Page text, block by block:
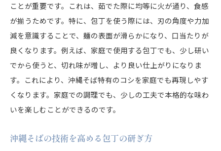
ことが重要です。これは、茹でた際に均等に火が通り、食感
が揃うためです。特に、包丁を使う際には、刃の角度や力加
減を意識することで、麺の表面が滑らかになり、口当たりが
良くなります。例えば、家庭で使用する包丁でも、少し研い
でから使うと、切れ味が増し、より良い仕上がりになりま
す。これにより、沖縄そば特有のコシを家庭でも再現しやす
くなります。家庭での調理でも、少しの工夫で本格的な味わ
いを楽しむことができるのです。
沖縄そばの技術を高める包丁の研ぎ方